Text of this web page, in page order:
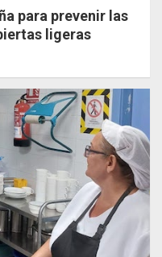
para prevenir las
ligeras